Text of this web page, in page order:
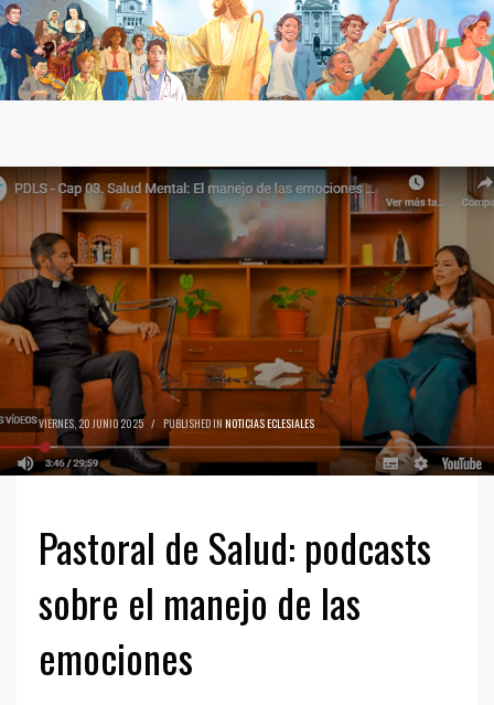
VIERNES, 20 JUNIO 2025 / PUBLISHED IN NOTICIAS ECLESIALES
Pastoral de Salud: podcasts
sobre el manejo de las
emociones